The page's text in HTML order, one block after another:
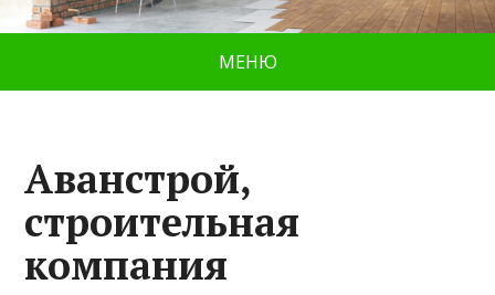
МЕНЮ
Аванстрой,
строительная
компания